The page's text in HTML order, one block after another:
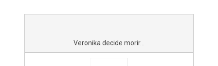
Veronika decide morir...